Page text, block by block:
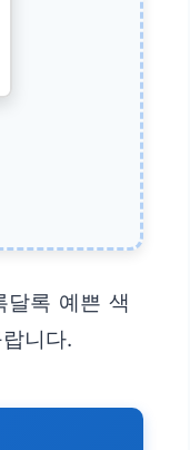
달록 예쁜 색
니다.